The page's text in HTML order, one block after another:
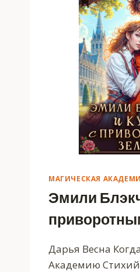
МАГИЧЕСКАЯ
Эмили
Дарья Весна
Академию